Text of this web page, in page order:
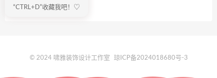
WordPress.org
© 2024 啸雅装饰设计工作室 琼ICP备2024018680号-3
“CTRL+D”收藏我吧！♡